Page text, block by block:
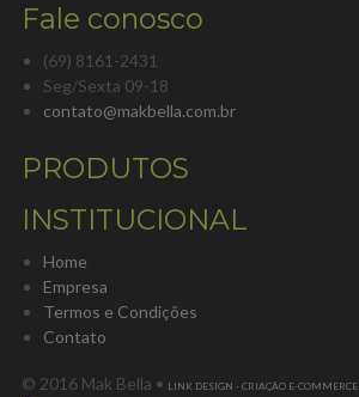
Fale conosco
(69) 8161-2431
Seg/Sexta 09-18
contato@makbella.com.br
PRODUTOS
INSTITUCIONAL
Home
Empresa
Termos e Condições
Contato
© 2016 Mak Bella • LINK DESIGN - CRIAÇÃO E-COMMERCE